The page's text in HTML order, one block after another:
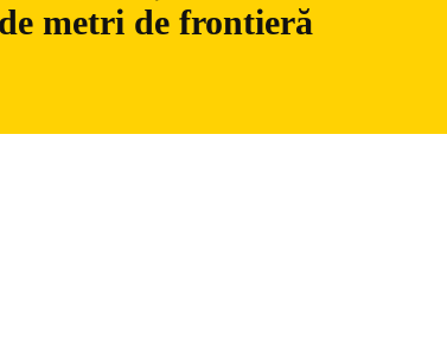
metri de frontieră